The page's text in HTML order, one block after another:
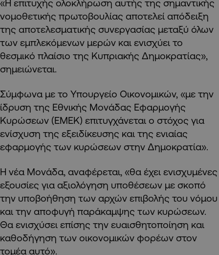
«Η επιτυχής ολοκλήρωση αυτής της σημαντικής
νομοθετικής πρωτοβουλίας αποτελεί απόδειξη
της αποτελεσματικής συνεργασίας μεταξύ όλων
των εμπλεκόμενων μερών και ενισχύει το
θεσμικό πλαίσιο της Κυπριακής Δημοκρατίας»,
σημειώνεται.
Σύμφωνα με το Υπουργείο Οικονομικών, «με την
ίδρυση της Εθνικής Μονάδας Εφαρμογής
Κυρώσεων (ΕΜΕΚ) επιτυγχάνεται ο στόχος για
ενίσχυση της εξειδίκευσης και της ενιαίας
εφαρμογής των κυρώσεων στην Δημοκρατία».
Η νέα Μονάδα, αναφέρεται, «θα έχει ενισχυμένες
εξουσίες για αξιολόγηση υποθέσεων με σκοπό
την υποβοήθηση των αρχών επιβολής του νόμου
και την αποφυγή παράκαμψης των κυρώσεων.
Θα ενισχύσει επίσης την ευαισθητοποίηση και
καθοδήγηση των οικονομικών φορέων στον
τομέα αυτό».